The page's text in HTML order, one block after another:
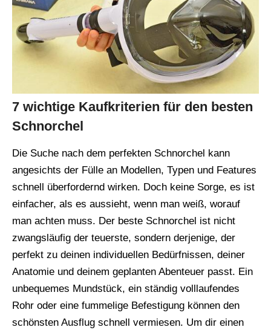
7 wichtige Kaufkriterien für den besten
Schnorchel
Die Suche nach dem perfekten Schnorchel kann
angesichts der Fülle an Modellen, Typen und Features
schnell überfordernd wirken. Doch keine Sorge, es ist
einfacher, als es aussieht, wenn man weiß, worauf
man achten muss. Der beste Schnorchel ist nicht
zwangsläufig der teuerste, sondern derjenige, der
perfekt zu deinen individuellen Bedürfnissen, deiner
Anatomie und deinem geplanten Abenteuer passt. Ein
unbequemes Mundstück, ein ständig volllaufendes
Rohr oder eine fummelige Befestigung können den
schönsten Ausflug schnell vermiesen. Um dir einen